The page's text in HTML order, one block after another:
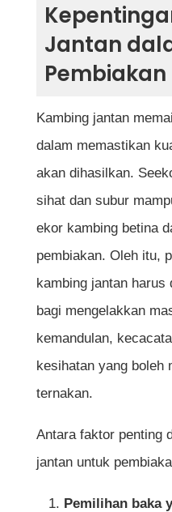
Pembiakan
a) Jenis Makanan
3. Persekitaran dan
a) Ciri-Ciri
4. Pemeriksaan
Penyakit
a) Pemeriksaan
b) Vaksinasi dan
5. Pengurusan
a) Jadual
Jantan
Pembiakan
Kambing jantan
dalam memastikan
akan dihasilkan.
sihat dan subur
ekor kambing betina
pembiakan. Oleh itu,
kambing jantan harus
bagi mengelakkan
kemandulan,
kesihatan yang boleh
ternakan.
Antara faktor penting
jantan untuk
Pemilihan baka